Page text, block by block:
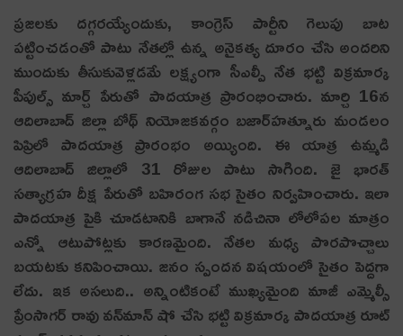
ప్ర‌జ‌ల‌కు ద‌గ్గ‌ర‌య్యేందుకు, కాంగ్రెస్ పార్టీని గెలుపు బాట
ప‌ట్టించ‌డంతో పాటు నేత‌ల్లో ఉన్న అనైక‌త్య‌ దూరం చేసి అంద‌రిని
ముందుకు తీసుకువెళ్ల‌డ‌మే ల‌క్ష్యంగా సీఎల్పీ నేత భ‌ట్టి విక్ర‌మార్క
పీపుల్స్ మార్చ్ పేరుతో పాద‌యాత్ర ప్రారంభించారు. మార్చి 16న
ఆదిలాబాద్ జిల్లా బోథ్ నియోజకవర్గం బ‌జార్‌హత్నూరు మండలం
పిప్రిలో పాద‌యాత్ర ప్రారంభం అయ్యింది. ఈ యాత్ర ఉమ్మ‌డి
ఆదిలాబాద్ జిల్లాలో 31 రోజుల పాటు సాగింది. జై భార‌త్
స‌త్యాగ్ర‌హ దీక్ష పేరుతో బ‌హిరంగ స‌భ సైతం నిర్వ‌హించారు. ఇలా
పాద‌యాత్ర పైకి చూడ‌టానికి బాగానే న‌డిచినా లోలోప‌ల మాత్రం
ఎన్నో ఆటుపోట్ల‌కు కార‌ణ‌మైంది. నేత‌ల మ‌ధ్య పొర‌పొచ్చాలు
బ‌య‌ట‌కు క‌నిపించాయి. జ‌నం స్పంద‌న విష‌యంలో సైతం పెద్ద‌గా
లేదు. ఇక అస‌లుది.. అన్నింటికంటే ముఖ్య‌మైంది మాజీ ఎమ్మెల్సీ
ప్రేంసాగ‌ర్ రావు వ‌న్‌మాన్ షో చేసి భ‌ట్టి విక్ర‌మార్క పాద‌యాత్ర రూట్